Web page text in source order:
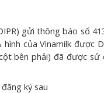
gửi thông báo số
hình của Vinamilk
bên phải) đã được
ký sau